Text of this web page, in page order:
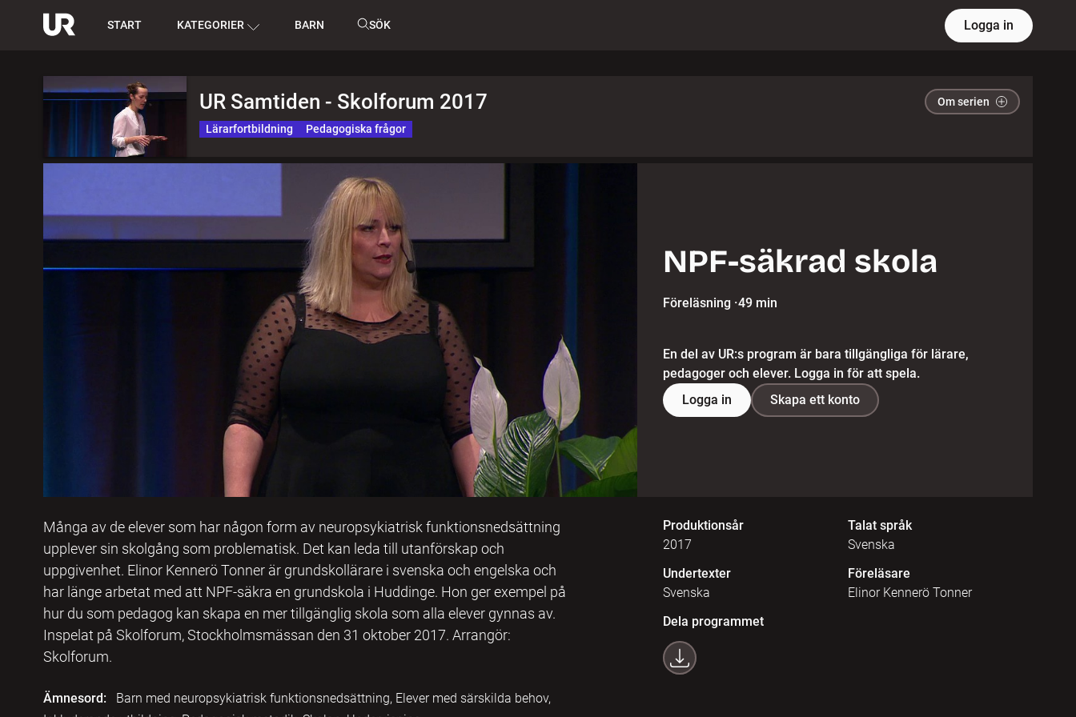
START KATEGORIER BARN SÖK Logga in
UR Samtiden - Skolforum 2017 Om serien
Lärarfortbildning Pedagogiska frågor
NPF-säkrad skola
Föreläsning ·49 min
En del av UR:s program är bara tillgängliga för lärare,
pedagoger och elever. Logga in för att spela.
Logga in
Skapa ett konto
Många av de elever som har någon form av neuropsykiatrisk funktionsnedsättning
upplever sin skolgång som problematisk. Det kan leda till utanförskap och
uppgivenhet. Elinor Kennerö Tonner är grundskollärare i svenska och engelska och
har länge arbetat med att NPF-säkra en grundskola i Huddinge. Hon ger exempel på
hur du som pedagog kan skapa en mer tillgänglig skola som alla elever gynnas av.
Inspelat på Skolforum, Stockholmsmässan den 31 oktober 2017. Arrangör:
Skolforum.
Ämnesord:
Barn med neuropsykiatrisk funktionsnedsättning, Elever med särskilda behov,
Produktionsår
2017
Talat språk
Svenska
Undertexter
Svenska
Föreläsare
Elinor Kennerö Tonner
Dela programmet